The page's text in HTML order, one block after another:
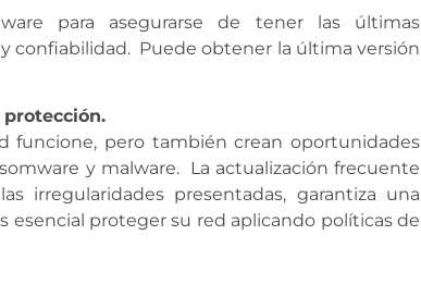
para asegurarse de tener las últimas
confiabilidad. Puede obtener la última versión
funcione, pero también crean oportunidades
y malware. La actualización frecuente
irregularidades presentadas, garantiza una
esencial proteger su red aplicando políticas de